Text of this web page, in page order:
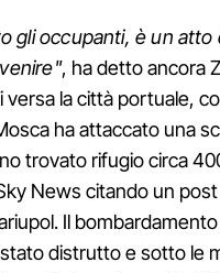
gli occupanti, è un
, ha detto ancora
versa la città portuale,
ha attaccato una
trovato rifugio circa
News citando un
Il
distrutto e sotto le